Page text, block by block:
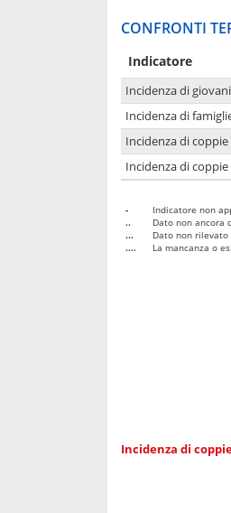
CONFRONTI
Indicatore
Incidenza di
Incidenza di
Incidenza di
Incidenza di
-
Indicatore non
..
Dato non ancora
...
Dato non rilevato
....
La mancanza o
Incidenza di